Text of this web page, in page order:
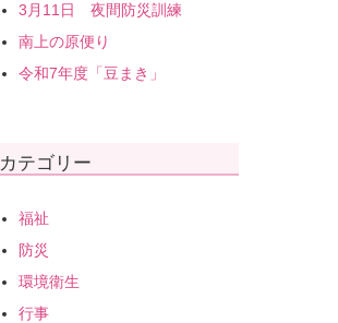
3月11日 夜間防災訓練
南上の原便り
令和7年度「豆まき」
カテゴリー
福祉
防災
環境衛生
行事